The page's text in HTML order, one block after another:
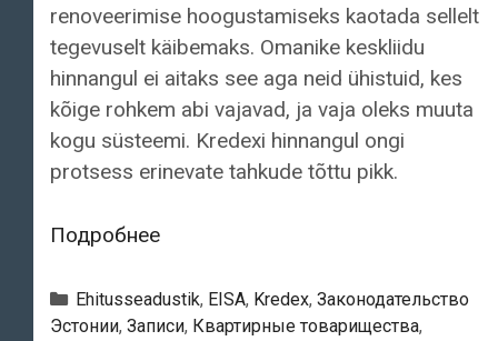
renoveerimise hoogustamiseks kaotada sellelt
tegevuselt käibemaks. Omanike keskliidu
hinnangul ei aitaks see aga neid ühistuid, kes
kõige rohkem abi vajavad, ja vaja oleks muuta
kogu süsteemi. Kredexi hinnangul ongi
protsess erinevate tahkude tõttu pikk.
ПодробнееKäibemaks
korterelamute
renoveerimine.
Рубрики
Ehitusseadustik, EISA, Kredex, Законодательство
Эстонии, Записи, Квартирные товарищества,